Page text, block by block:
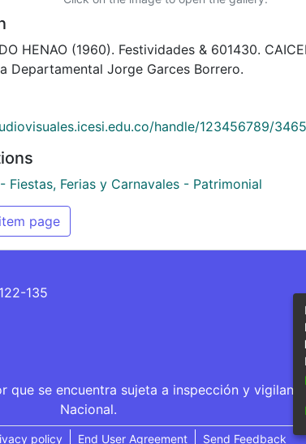
HENAO (1960). Festividades & 601430.
Departamental Jorge Garces Borrero.
handle/123456789/
- Fiestas, Ferias y Carnavales - Patrimonial
page
135
se encuentra sujeta a inspección y
Nacional.
policy End User Agreement Send Feedback